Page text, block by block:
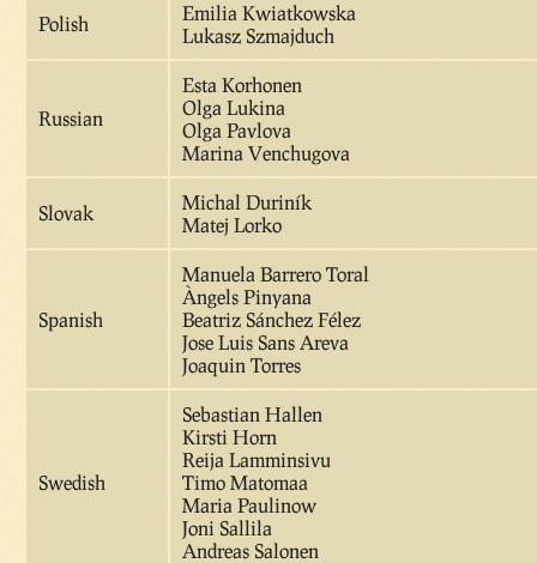
Polish
Emilia Kwiatkowska
Lukasz Szmajduch
Russian
Esta Korhonen
Olga Lukina
Olga Pavlova
Marina Venchugova
Slovak
Michal Duriník
Matej Lorko
Spanish
Manuela Barrero Toral
Àngels Pinyana
Beatriz Sánchez Félez
Jose Luis Sans Areva
Joaquin Torres
Swedish
Sebastian Hallen
Kirsti Horn
Reija Lamminsivu
Timo Matomaa
Maria Paulinow
Joni Sallila
Andreas Salonen